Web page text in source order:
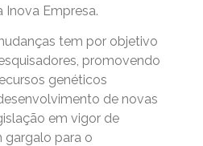
Empresa.
tem por objetivo
promovendo
genéticos
de novas
em vigor de
gargalo para o